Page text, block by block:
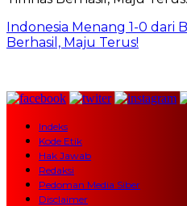
Indonesia Menang 1-0 dari
Berhasil, Maju Terus!
Indeks
Kode Etik
Hak Jawab
Redaksi
Pedoman Media Siber
Disclaimer